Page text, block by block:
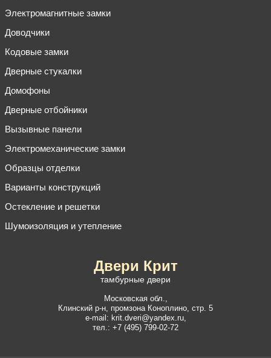
Двери Крит
тамбурные двери
Московская обл.,
Клинский р-н, промзона Коноплино, стр. 5
e-mail: krit.dveri@yandex.ru,
тел.: +7 (495) 799-02-72
Электромагнитные замки
Доводчики
Кодовые замки
Дверные стукалки
Домофоны
Дверные отбойники
Вызывные панели
Электромеханические замки
Образцы отделки
Варианты конструкций
Остекление и решетки
Шумоизоляция и утепление